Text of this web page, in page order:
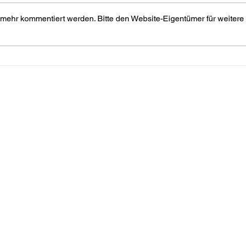
Wissenstestspiel erfolgreich
kommentiert werden. Bitte den Website-Eigentümer für weitere